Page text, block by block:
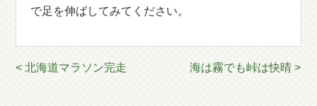
で足を伸ばしてみてください。
< 北海道マラソン完走 海は霧でも峠は快晴 >